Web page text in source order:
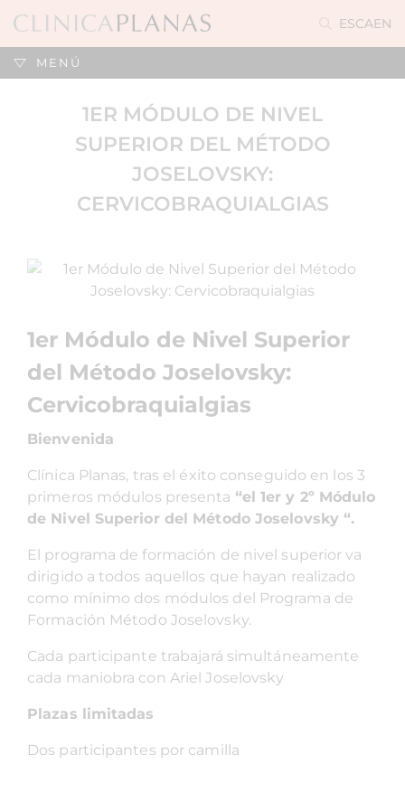
ESCAEN
MENÚ
1ER MÓDULO DE NIVEL
SUPERIOR DEL MÉTODO
JOSELOVSKY:
CERVICOBRAQUIALGIAS
1er Módulo de Nivel Superior
del Método Joselovsky:
Cervicobraquialgias
Bienvenida
Clínica Planas, tras el éxito conseguido en los 3
primeros módulos presenta “el 1er y 2º Módulo
de Nivel Superior del Método Joselovsky “.
El programa de formación de nivel superior va
dirigido a todos aquellos que hayan realizado
como mínimo dos módulos del Programa de
Formación Método Joselovsky.
Cada participante trabajará simultáneamente
cada maniobra con Ariel Joselovsky
Plazas limitadas
Dos participantes por camilla